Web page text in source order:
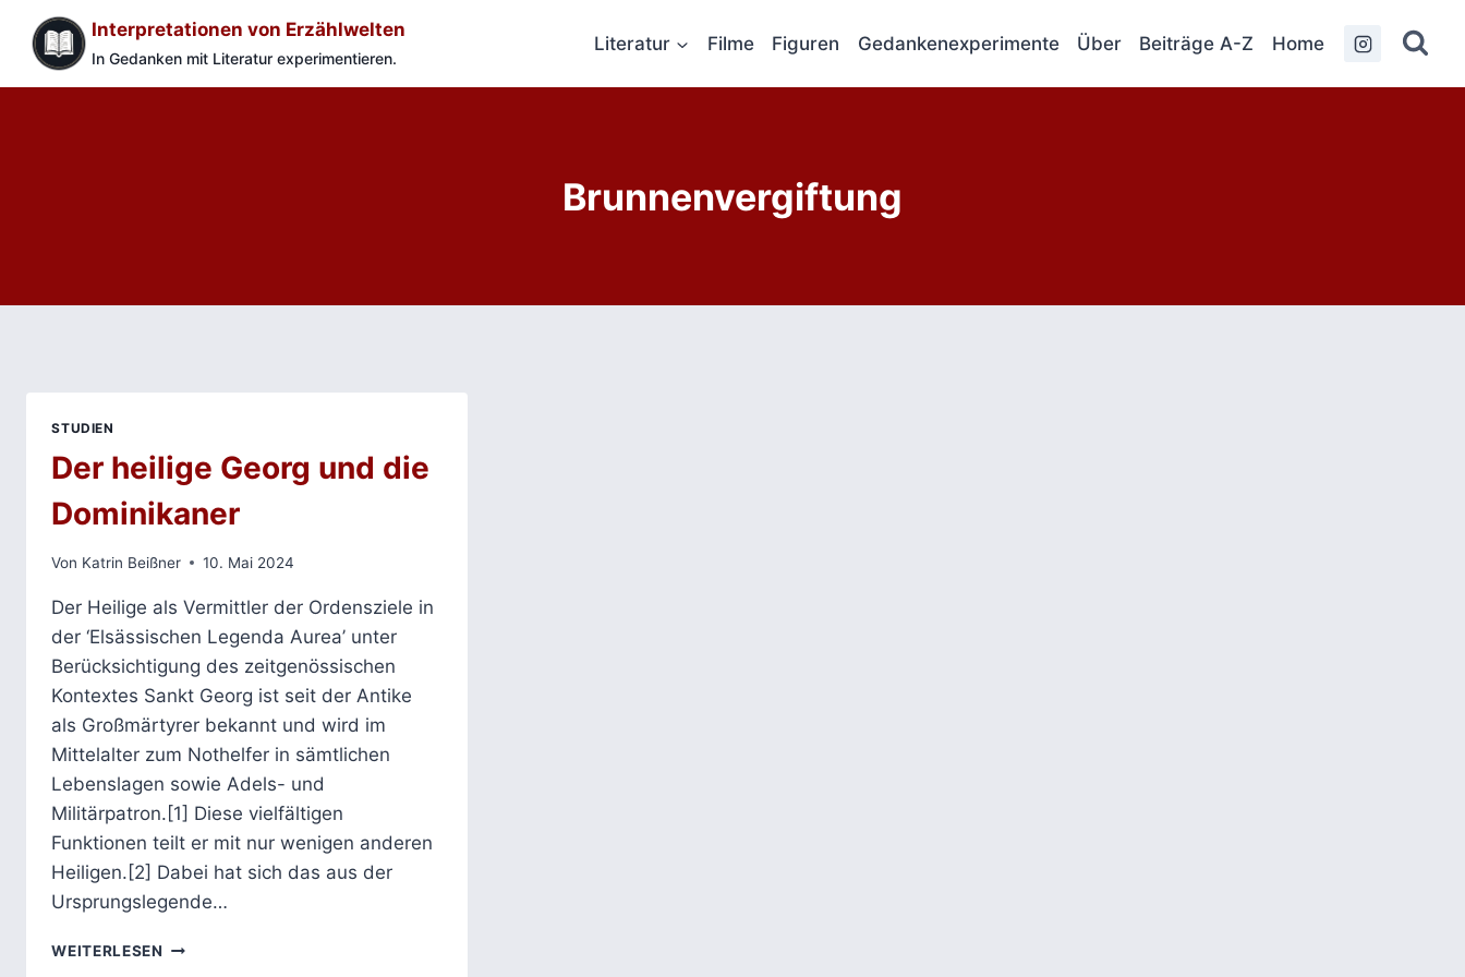
Inhalt
springen
Interpretationen von Erzählwelten
In Gedanken mit Literatur experimentieren.
Literatur Filme Figuren Gedankenexperimente Über Beiträge A-Z Home
Brunnenvergiftung
STUDIEN
Der heilige Georg und die
Dominikaner
Von Katrin Beißner 10. Mai 2024
Der Heilige als Vermittler der Ordensziele in
der ‘Elsässischen Legenda Aurea’ unter
Berücksichtigung des zeitgenössischen
Kontextes Sankt Georg ist seit der Antike
als Großmärtyrer bekannt und wird im
Mittelalter zum Nothelfer in sämtlichen
Lebenslagen sowie Adels- und
Militärpatron.[1] Diese vielfältigen
Funktionen teilt er mit nur wenigen anderen
Heiligen.[2] Dabei hat sich das aus der
Ursprungslegende…
WEITERLESEN DER